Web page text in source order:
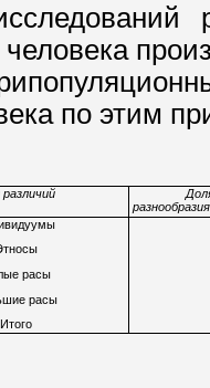
по этим
различий
расы
расы
Итого